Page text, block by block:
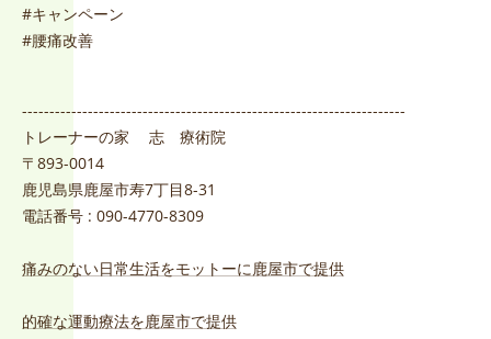
#キャンペーン
#腰痛改善
----------------------------------------------------------------------
トレーナーの家 志 療術院
〒893-0014
鹿児島県鹿屋市寿7丁目8-31
電話番号 : 090-4770-8309
痛みのない日常生活をモットーに鹿屋市で提供
的確な運動療法を鹿屋市で提供